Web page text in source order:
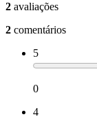
2 avaliações
2 comentários
5
0
4